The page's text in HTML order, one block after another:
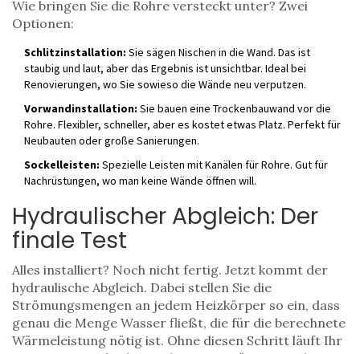
Wie bringen Sie die Rohre versteckt unter? Zwei
Optionen:
Schlitzinstallation: Sie sägen Nischen in die Wand. Das ist
staubig und laut, aber das Ergebnis ist unsichtbar. Ideal bei
Renovierungen, wo Sie sowieso die Wände neu verputzen.
Vorwandinstallation: Sie bauen eine Trockenbauwand vor die
Rohre. Flexibler, schneller, aber es kostet etwas Platz. Perfekt für
Neubauten oder große Sanierungen.
Sockelleisten: Spezielle Leisten mit Kanälen für Rohre. Gut für
Nachrüstungen, wo man keine Wände öffnen will.
Hydraulischer Abgleich: Der
finale Test
Alles installiert? Noch nicht fertig. Jetzt kommt der
hydraulische Abgleich. Dabei stellen Sie die
Strömungsmengen an jedem Heizkörper so ein, dass
genau die Menge Wasser fließt, die für die berechnete
Wärmeleistung nötig ist. Ohne diesen Schritt läuft Ihr